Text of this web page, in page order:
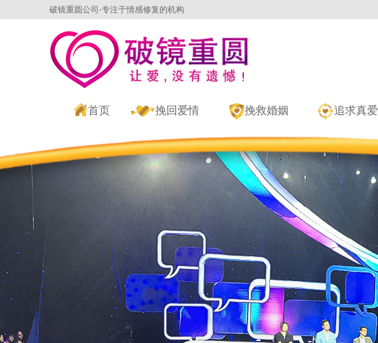
破镜重圆公司-专注于情感修复的机构
首页 挽回爱情 挽救婚姻 追求真爱